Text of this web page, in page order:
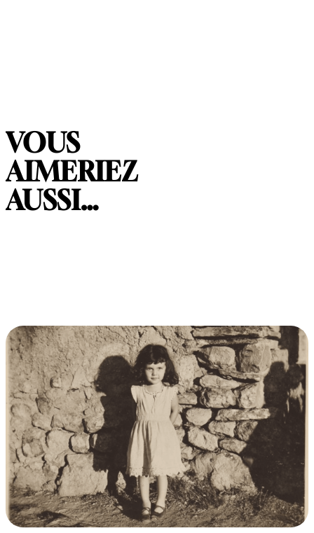
VOUS
AIMERIEZ
AUSSI…